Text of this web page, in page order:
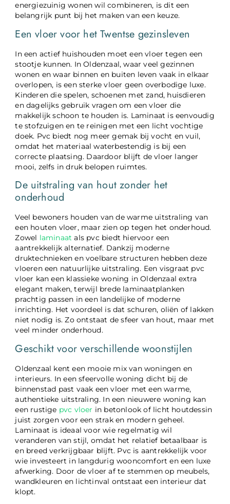
energiezuinig wonen wil combineren, is dit een
belangrijk punt bij het maken van een keuze.
Een vloer voor het Twentse gezinsleven
In een actief huishouden moet een vloer tegen een
stootje kunnen. In Oldenzaal, waar veel gezinnen
wonen en waar binnen en buiten leven vaak in elkaar
overlopen, is een sterke vloer geen overbodige luxe.
Kinderen die spelen, schoenen met zand, huisdieren
en dagelijks gebruik vragen om een vloer die
makkelijk schoon te houden is. Laminaat is eenvoudig
te stofzuigen en te reinigen met een licht vochtige
doek. Pvc biedt nog meer gemak bij vocht en vuil,
omdat het materiaal waterbestendig is bij een
correcte plaatsing. Daardoor blijft de vloer langer
mooi, zelfs in druk belopen ruimtes.
De uitstraling van hout zonder het
onderhoud
Veel bewoners houden van de warme uitstraling van
een houten vloer, maar zien op tegen het onderhoud.
Zowel laminaat als pvc biedt hiervoor een
aantrekkelijk alternatief. Dankzij moderne
druktechnieken en voelbare structuren hebben deze
vloeren een natuurlijke uitstraling. Een visgraat pvc
vloer kan een klassieke woning in Oldenzaal extra
elegant maken, terwijl brede laminaatplanken
prachtig passen in een landelijke of moderne
inrichting. Het voordeel is dat schuren, oliën of lakken
niet nodig is. Zo ontstaat de sfeer van hout, maar met
veel minder onderhoud.
Geschikt voor verschillende woonstijlen
Oldenzaal kent een mooie mix van woningen en
interieurs. In een sfeervolle woning dicht bij de
binnenstad past vaak een vloer met een warme,
authentieke uitstraling. In een nieuwere woning kan
een rustige pvc vloer in betonlook of licht houtdessin
juist zorgen voor een strak en modern geheel.
Laminaat is ideaal voor wie regelmatig wil
veranderen van stijl, omdat het relatief betaalbaar is
en breed verkrijgbaar blijft. Pvc is aantrekkelijk voor
wie investeert in langdurig wooncomfort en een luxe
afwerking. Door de vloer af te stemmen op meubels,
wandkleuren en lichtinval ontstaat een interieur dat
klopt.